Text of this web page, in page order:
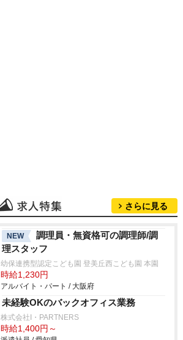
さらに見る
NEW
調理員・無資格可の調理師/調
理スタッフ
幼保連携型認定こども園 登美丘西こども園 本園
時給1,230円
アルバイト・パート / 大阪府
未経験OKのバックオフィス業務
株式会社I・PARTNERS
時給1,400円～